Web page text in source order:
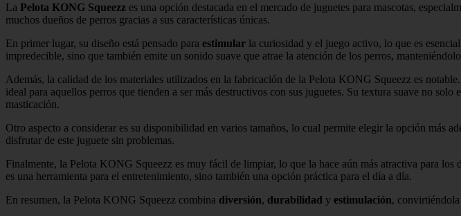
La Pelota KONG Squeezz es una opción destacada en el mercado de juguetes para mascotas,
muchos dueños de perros gracias a sus características únicas.
En primer lugar, su diseño está pensado para estimular la curiosidad y el juego activo, lo que es
impredecible, sino que también emite un sonido suave que atrae la atención de los perros,
Además, la calidad de los materiales utilizados en la fabricación de la Pelota KONG Squeezz es
ideal para aquellos perros que tienden a ser más destructivos con sus juguetes. Su textura suave no
masticación.
Otro aspecto a considerar es su disponibilidad en varios tamaños, lo cual permite elegir la opción más
disfrutar de este juguete sin problemas.
Finalmente, la Pelota KONG Squeezz es muy fácil de limpiar, lo que la hace aún más atractiva para los
es una herramienta para el entretenimiento, sino también una opción práctica para el día a día.
En resumen, la Pelota KONG Squeezz combina diversión, durabilidad y estimulación, convirtiéndola